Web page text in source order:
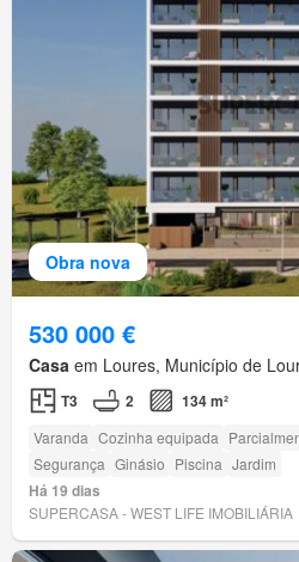
Obra nova
530 000 €
Casa em Loures, Município de
T3 2 134 m²
Varanda Cozinha equipada
Segurança Ginásio Piscina Jardim
Há 19 dias
SUPERCASA - WEST LIFE IMOBILIÁRIA